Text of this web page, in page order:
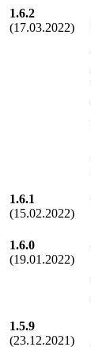
1.6.2
(17.03.2022)
1.6.1
(15.02.2022)
1.6.0
(19.01.2022)
1.5.9
(23.12.2021)